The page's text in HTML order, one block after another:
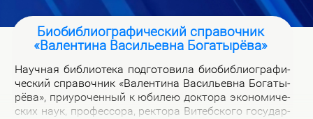
Биобиблиографический справочник
«Валентина Васильевна Богатырёва»
На­уч­ная биб­лио­те­ка под­го­то­ви­ла био­биб­лио­гра­фи­
че­ский спра­воч­ник «Ва­лен­ти­на Ва­си­льев­на Бо­га­ты­
рё­ва», при­уро­чен­ный к юби­лею док­то­ра эко­но­ми­че­
ских на­ук, про­фес­со­ра, рек­то­ра Ви­теб­ско­го го­судар­